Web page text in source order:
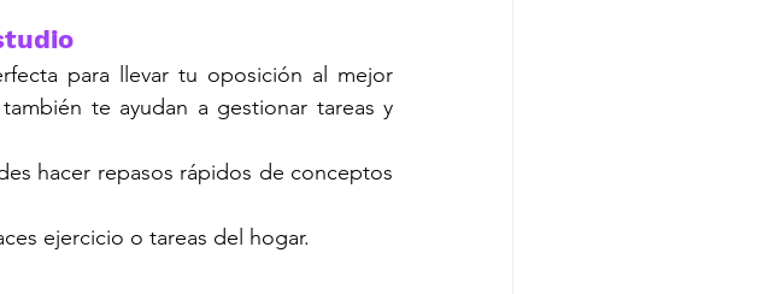
para llevar tu oposición al mejor
te ayudan a gestionar tareas y
hacer repasos rápidos de conceptos
ejercicio o tareas del hogar.